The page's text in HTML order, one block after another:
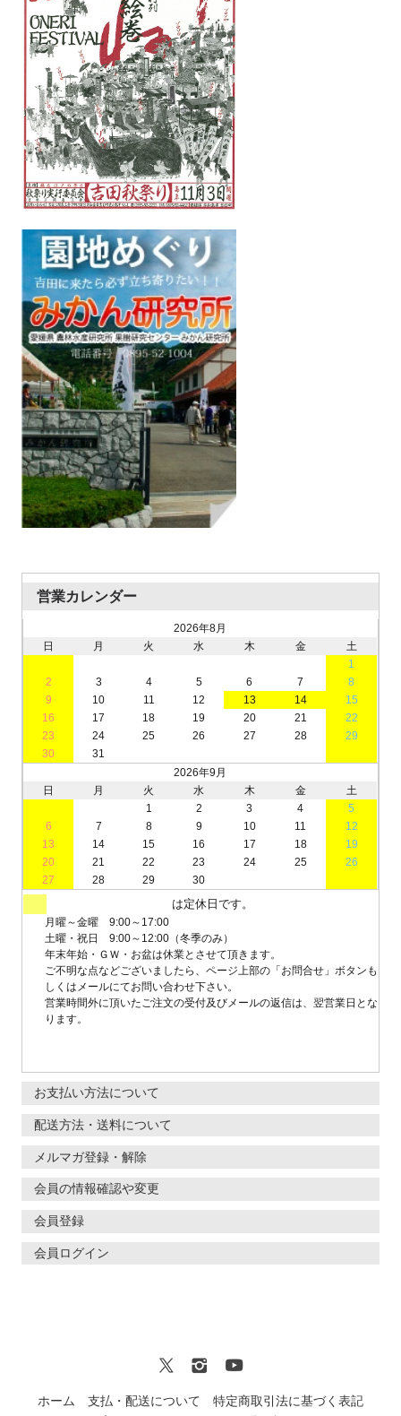
営業カレンダー
2026年8月
日
月 火 水 木 金
土
1
2
3 4 5 6 7
8
9
10 11 12 13 14
15
16
17 18 19 20 21
22
23
24 25 26 27 28
29
30
31
2026年9月
日
月 火 水 木 金
土
1
2 3 4
5
6
7 8 9 10 11
12
13
14 15 16 17 18
19
20
21 22 23 24 25
26
27
28 29 30
は定休日です。
月曜～金曜 9:00～17:00
土曜・祝日 9:00～12:00（冬季のみ）
年末年始・ＧＷ・お盆は休業とさせて頂きます。
ご不明な点などございましたら、ページ上部の「お問合せ」ボタンも
しくはメールにてお問い合わせ下さい。
営業時間外に頂いたご注文の受付及びメールの返信は、翌営業日とな
ります。
お支払い方法について
配送方法・送料について
メルマガ登録・解除
会員の情報確認や変更
会員登録
会員ログイン
ホーム 支払・配送について
特定商取引法に基づく表記